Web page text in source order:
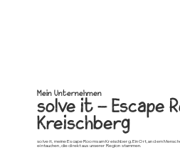
Mein Unternehmen
solve it – Escape
Kreischberg
solve it, meine Escape Rooms am Kreischberg. Ein Ort, an dem
eintauchen, die direkt aus unserer Region stammen.